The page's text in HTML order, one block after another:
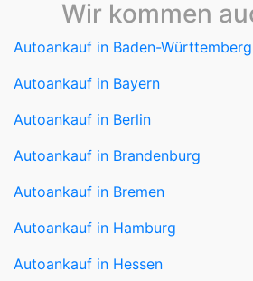
Autoankauf in Baden-Württemberg
Autoankauf in Berlin